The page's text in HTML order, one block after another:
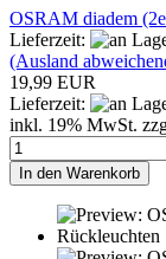
OSRAM diadem
Lieferzeit:
(Ausland
19,99 EUR
Lieferzeit:
inkl. 19% MwSt.
In den Warenkorb